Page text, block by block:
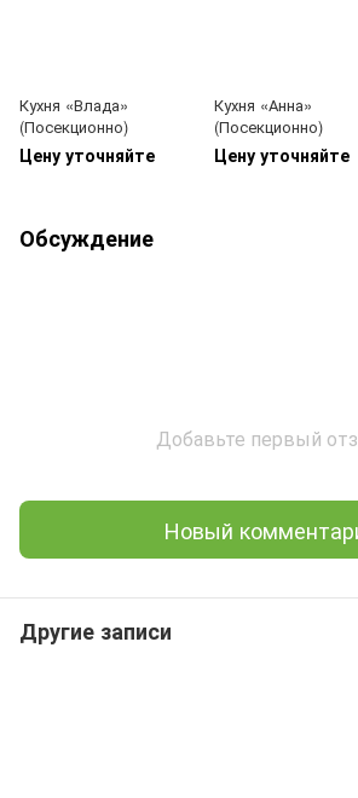
Кухня «Влада»
(Посекционно)
Цену уточняйте
Кухня «Анна»
(Посекционно)
Цену уточняйте
Обсуждение
Добавьте первый
Новый
Другие записи